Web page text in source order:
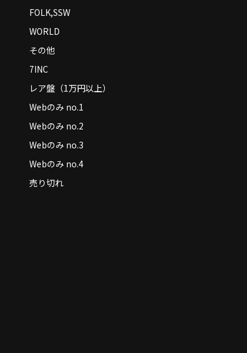
FOLK,SSW
WORLD
その他
7INC
レア盤（1万円以上）
Webのみ no.1
Webのみ no.2
Webのみ no.3
Webのみ no.4
売り切れ